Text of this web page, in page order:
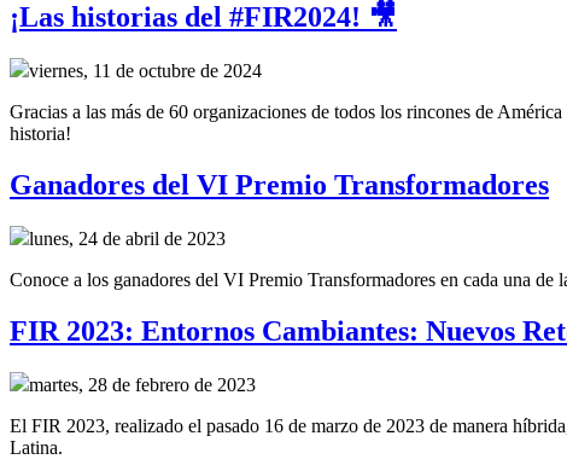
¡Las historias del #FIR2024! 🎥
viernes, 11 de octubre de 2024
Gracias a las más de 60 organizaciones de todos los rincones de
historia!
Ganadores del VI Premio Transformadores
lunes, 24 de abril de 2023
Conoce a los ganadores del VI Premio Transformadores en cada una
FIR 2023: Entornos Cambiantes: Nuevos
martes, 28 de febrero de 2023
El FIR 2023, realizado el pasado 16 de marzo de 2023 de manera
Latina.